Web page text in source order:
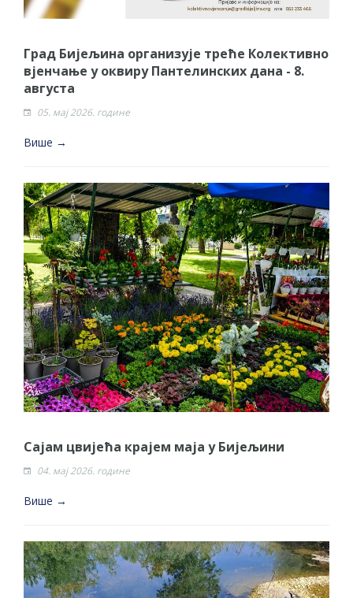
Град Бијељина организује треће Колективно
вјенчање у оквиру Пантелинских дана - 8.
августа
05. мај 2026. године
Више →
Сајам цвијећа крајем маја у Бијељини
04. мај 2026. године
Више →